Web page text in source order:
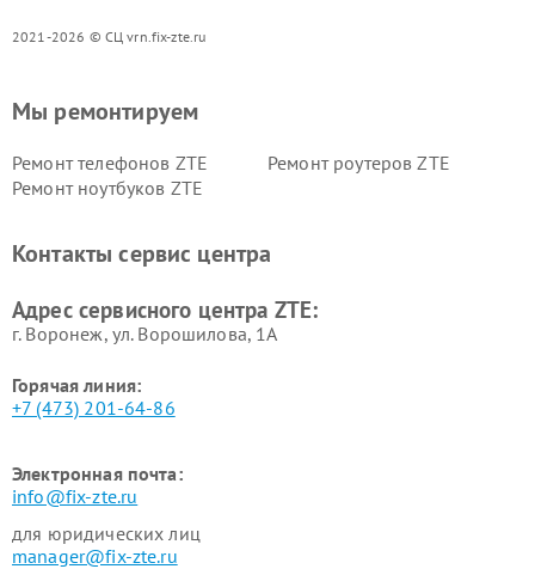
2021-2026 © СЦ vrn.fix-zte.ru
Мы ремонтируем
Ремонт телефонов ZTE
Ремонт роутеров ZTE
Ремонт ноутбуков ZTE
Контакты сервис центра
Адрес сервисного центра ZTE:
г. Воронеж, ул. Ворошилова, 1А
Горячая линия:
+7 (473) 201-64-86
Электронная почта:
info@fix-zte.ru
для юридических лиц
manager@fix-zte.ru